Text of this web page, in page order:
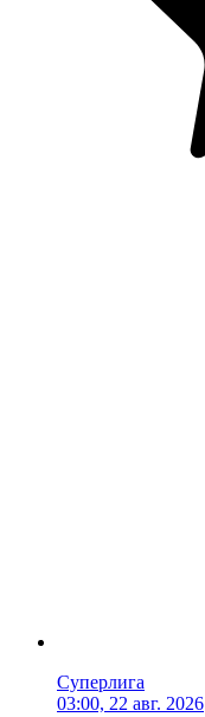
Суперлига
03:00, 22 авг. 2026